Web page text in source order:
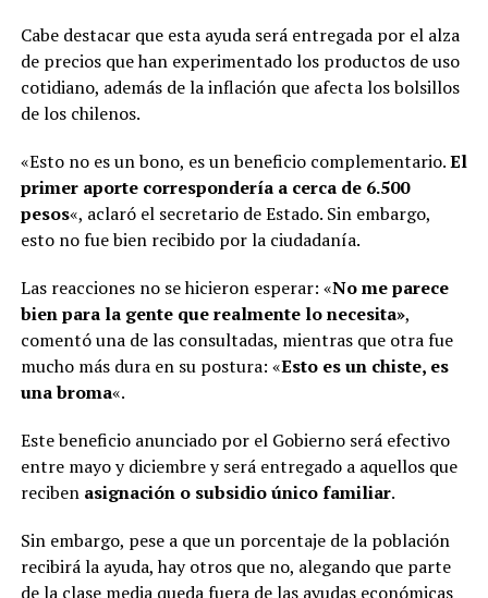
Cabe destacar que esta ayuda será entregada por el alza
de precios que han experimentado los productos de uso
cotidiano, además de la inflación que afecta los bolsillos
de los chilenos.
«Esto no es un bono, es un beneficio complementario.El
primer aporte correspondería a cerca de 6.500
pesos«, aclaró el secretario de Estado. Sin embargo,
esto no fue bien recibido por la ciudadanía.
Las reacciones no se hicieron esperar: «No me parece
bien para la gente que realmente lo necesita»,
comentó una de las consultadas, mientras que otra fue
mucho más dura en su postura: «Esto es un chiste, es
una broma«.
Este beneficio anunciado por el Gobierno será efectivo
entre mayo y diciembre y será entregado a aquellos que
recibenasignación o subsidio único familiar.
Sin embargo, pese a que un porcentaje de la población
recibirá la ayuda, hay otros que no, alegando que parte
de la clase media queda fuera de las ayudas económicas